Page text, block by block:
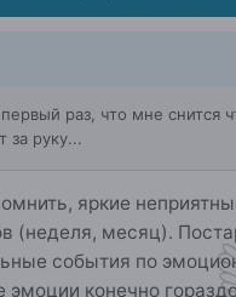
раз, что мне снится
за руку...
яркие
(неделя, месяц).
события по
эмоции конечно